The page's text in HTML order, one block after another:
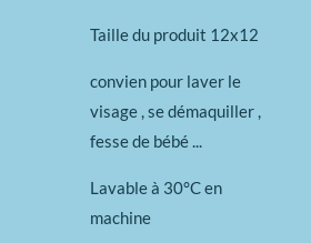
Taille du produit 12x12
convien pour laver le
visage , se démaquiller ,
fesse de bébé ...
Lavable à 30°C en
machine